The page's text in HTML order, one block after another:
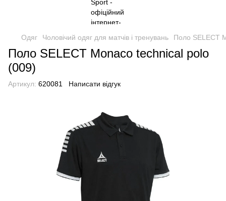
Одяг Чоловічий одяг для матчів і тренувань Поло SELECT
Поло SELECT Monaco technical polo
(009)
Артикул: 620081 Написати відгук